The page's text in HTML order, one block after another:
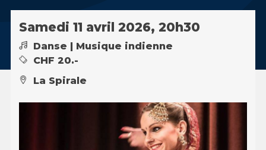
Samedi 11 avril 2026, 20h30
Danse | Musique indienne
CHF 20.-
La Spirale